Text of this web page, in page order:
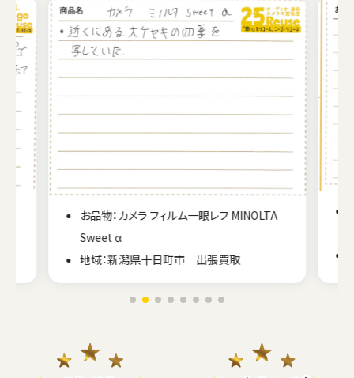
お品物：カメラ フィルム一眼レフ MINOLTA
Sweet α
地域：新潟県十日町市 出張買取